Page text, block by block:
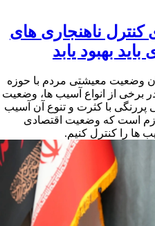
ناهنجاری های
بهبود یابد
وضعیت معیشتی مردم با حوزه
برخی از انواع آسیب ها، وضعیت
با کثرت و تنوع آن آسیب
است که وضعیت اقتصادی
ها را کنترل کنیم.